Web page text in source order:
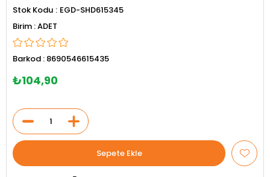
Stok Kodu
EGD-SHD615345
ADET
Barkod : 8690546615435
₺104,90